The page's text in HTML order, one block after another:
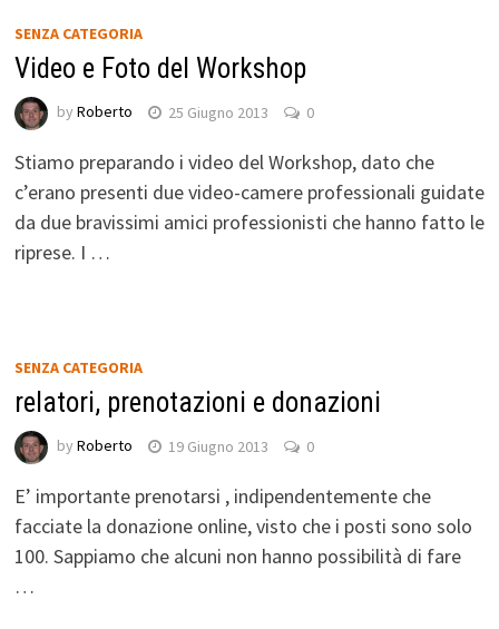
SENZA CATEGORIA
Video e Foto del Workshop
by Roberto 25 Giugno 2013 0
Stiamo preparando i video del Workshop, dato che
c’erano presenti due video-camere professionali guidate
da due bravissimi amici professionisti che hanno fatto le
riprese. I …
SENZA CATEGORIA
relatori, prenotazioni e donazioni
by Roberto 19 Giugno 2013 0
E’ importante prenotarsi , indipendentemente che
facciate la donazione online, visto che i posti sono solo
100. Sappiamo che alcuni non hanno possibilità di fare
…